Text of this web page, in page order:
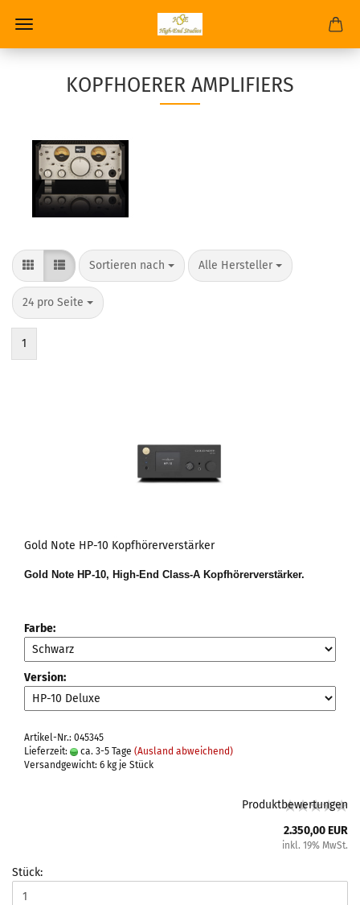
KOPFHOERER AMPLIFIERS
Sortieren nach Alle Hersteller
24 pro Seite
1
Gold Note HP-10 Kopfhörerverstärker
Gold Note HP-10, High-End Class-A Kopfhörerverstärker.
Farbe:
Version:
Artikel-Nr.: 045345
Lieferzeit:
ca. 3-5 Tage (Ausland abweichend)
Versandgewicht: 6 kg je Stück
Produktbewertungen
2.350,00 EUR
inkl. 19% MwSt.
Stück: